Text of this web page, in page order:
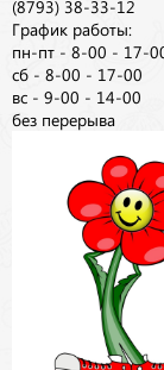
(8793) 38-33-12
График работы:
пн-пт - 8-00 - 17-
сб - 8-00 - 17-00
вс - 9-00 - 14-00
без перерыва